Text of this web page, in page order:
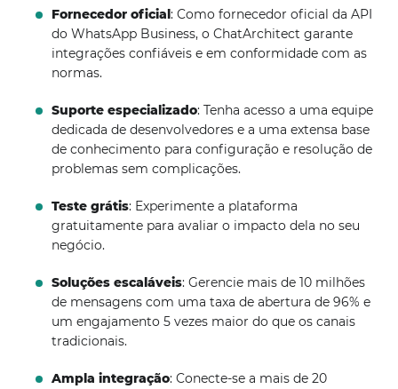
Fornecedor oficial: Como fornecedor oficial da API
do WhatsApp Business, o ChatArchitect garante
integrações confiáveis ​​e em conformidade com as
normas.
Suporte especializado: Tenha acesso a uma equipe
dedicada de desenvolvedores e a uma extensa base
de conhecimento para configuração e resolução de
problemas sem complicações.
Teste grátis: Experimente a plataforma
gratuitamente para avaliar o impacto dela no seu
negócio.
Soluções escaláveis: Gerencie mais de 10 milhões
de mensagens com uma taxa de abertura de 96% e
um engajamento 5 vezes maior do que os canais
tradicionais.
Ampla integração: Conecte-se a mais de 20